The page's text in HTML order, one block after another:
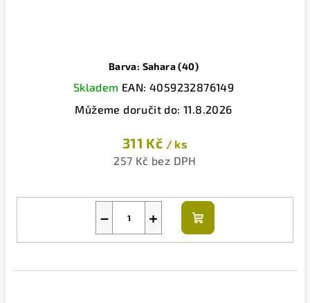
Barva: Sahara (40)
Skladem EAN: 4059232876149
Můžeme doručit do: 11.8.2026
311 Kč / ks
257 Kč bez DPH
+
−
Do
košíku